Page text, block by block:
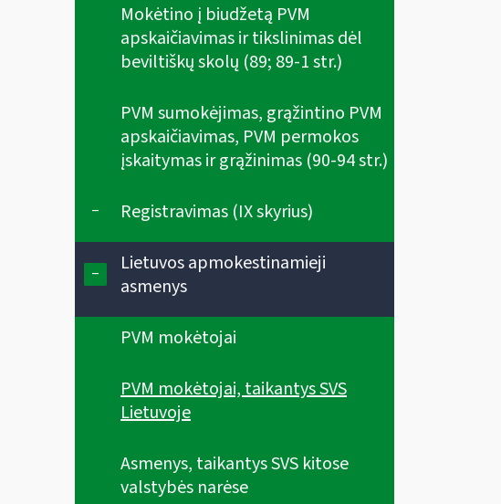
Mokėtino į biudžetą PVM
apskaičiavimas ir tikslinimas dėl
beviltiškų skolų (89; 89-1 str.)
PVM sumokėjimas, grąžintino PVM
apskaičiavimas, PVM permokos
įskaitymas ir grąžinimas (90-94 str.)
- Registravimas (IX skyrius)
-
Lietuvos apmokestinamieji
asmenys
PVM mokėtojai
PVM mokėtojai, taikantys SVS
Lietuvoje
Asmenys, taikantys SVS kitose
valstybės narėse